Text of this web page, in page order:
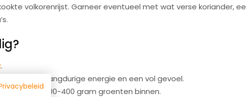
volkorenrijst. Garneer eventueel met wat verse koriander,
.
zorgt voor langdurige energie en een vol gevoel.
makkelijk 300-400 gram groenten binnen.